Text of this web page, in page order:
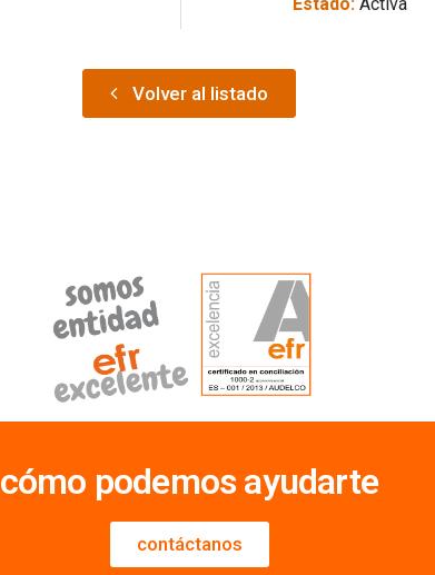
Volver al listado
cómo podemos ayudarte
contáctanos